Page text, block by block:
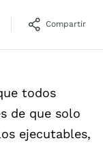
Compartir
todos
de que solo
ejecutables,